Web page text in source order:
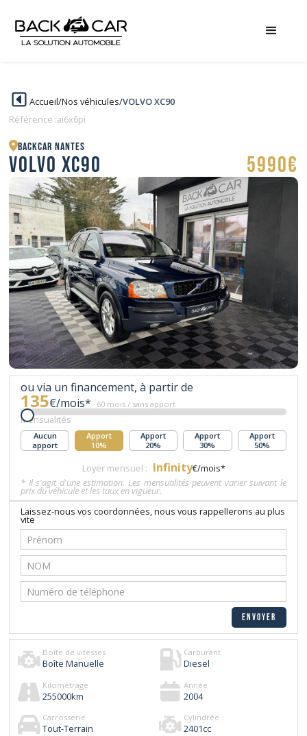
Accueil/Nos véhicules/VOLVO XC90
Référence :ai6x6pi
BACKCAR Nantes
VOLVO XC90 5990€
ou via un financement, à partir de
135€/mois* 60 mois / sans apport
Mensualités
Aucun
apport
Apport
10%
Apport
20%
Apport
30%
Apport
50%
Loyer mensuel : Infinity€/mois*
* Il s'agit d'une estimation. Les mensualités peuvent varier suivant le
prix du véhicule et les taux en vigueur.
Laissez-nous vos coordonnées, nous vous rappellerons au plus
vite
Boîte de vitesses
Boîte Manuelle
Carburant
Diesel
Kilométrage
255000km
Année
2004
Carrosserie
Tout-Terrain
Cylindrée
2401cc